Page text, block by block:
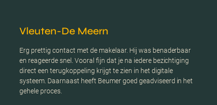
Vleuten-De Meern
Erg prettig contact met de makelaar. Hij was benaderbaar
en reageerde snel. Vooral fijn dat je na iedere bezichtiging
direct een terugkoppeling krijgt te zien in het digitale
systeem. Daarnaast heeft Beumer goed geadviseerd in het
gehele proces.